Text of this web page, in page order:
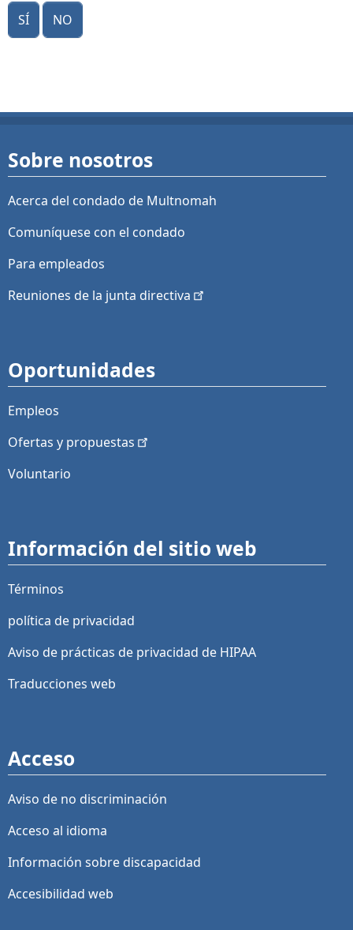
Sí No
Sobre nosotros
Acerca del condado de Multnomah
Comuníquese con el condado
Para empleados
Reuniones de la junta directiva
Oportunidades
Empleos
Ofertas y propuestas
Voluntario
Información del sitio web
Términos
política de privacidad
Aviso de prácticas de privacidad de HIPAA
Traducciones web
Acceso
Aviso de no discriminación
Acceso al idioma
Información sobre discapacidad
Accesibilidad web